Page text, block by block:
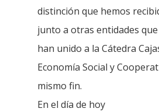
distinción que hemos
junto a otras entidades
han unido a la Cátedra
Economía Social y
mismo fin.
En el día de hoy